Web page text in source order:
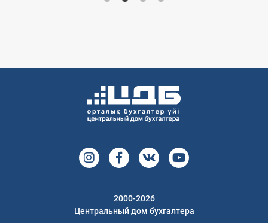
2000-2026
Центральный дом бухгалтера